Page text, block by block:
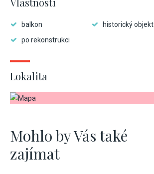
balkon
historický objekt
po rekonstrukci
Lokalita
Mohlo by Vás také
zajímat